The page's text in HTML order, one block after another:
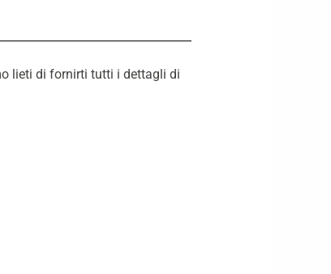
lieti di fornirti tutti i dettagli di